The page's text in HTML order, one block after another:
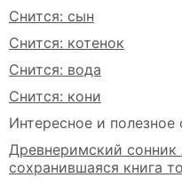
Снится: сын
Снится: котенок
Снится: вода
Снится: кони
Интересное и полезное
Древнеримский сонник
сохранившаяся книга